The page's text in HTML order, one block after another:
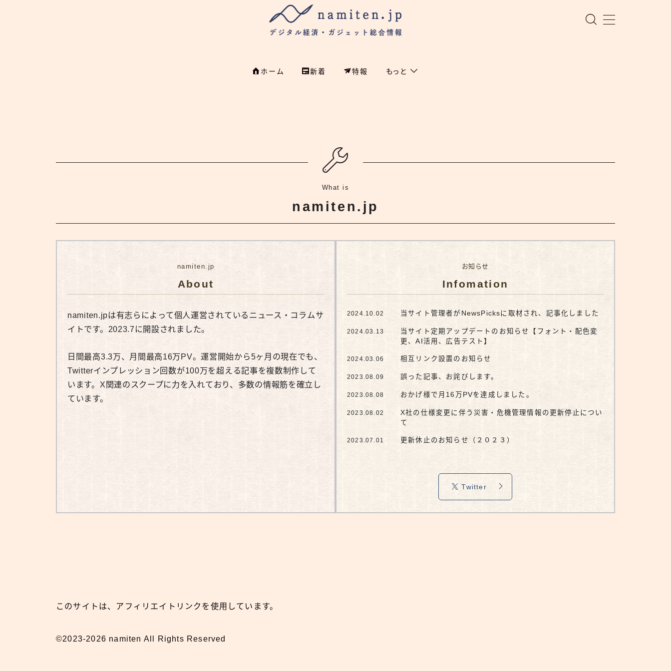
ホーム 新着 特報 もっと
国際
国内
広報
What is
namiten.jp
namiten.jp
About
namiten.jpは有志らによって個人運営されているニュース・コラムサ
イトです。2023.7に開設されました。
日間最高3.3万、月間最高16万PV。運営開始から5ヶ月の現在でも、
Twitterインプレッション回数が100万を超える記事を複数制作して
います。X関連のスクープに力を入れており、多数の情報筋を確立し
ています。
お知らせ
Infomation
当サイト管理者がNewsPicksに取材され、記事化しました
2024.10.02
当サイト定期アップデートのお知らせ【フォント・配色変
更、AI活用、広告テスト】
2024.03.13
相互リンク設置のお知らせ
2024.03.06
誤った記事、お詫びします。
2023.08.09
おかげ様で月16万PVを達成しました。
2023.08.08
X社の仕様変更に伴う災害・危機管理情報の更新停止につい
て
2023.08.02
更新休止のお知らせ（２０２３）
2023.07.01
Twitter
このサイトは、アフィリエイトリンクを使用しています。
©2023-2026 namiten All Rights Reserved